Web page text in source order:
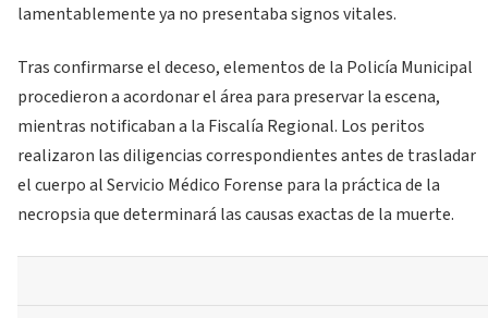
lamentablemente ya no presentaba signos vitales.
Tras confirmarse el deceso, elementos de la Policía Municipal
procedieron a acordonar el área para preservar la escena,
mientras notificaban a la Fiscalía Regional. Los peritos
realizaron las diligencias correspondientes antes de trasladar
el cuerpo al Servicio Médico Forense para la práctica de la
necropsia que determinará las causas exactas de la muerte.